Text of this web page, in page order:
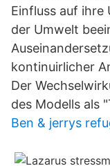
Einfluss auf ihre
der Umwelt
kontinuirlicher
Der
des Modells als
Ben & jerrys